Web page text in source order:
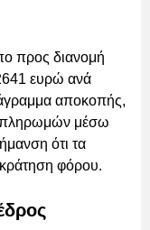
προς διανομή
ευρώ ανά
αποκοπής,
πληρωμών μέσω
ότι τα
φόρου.